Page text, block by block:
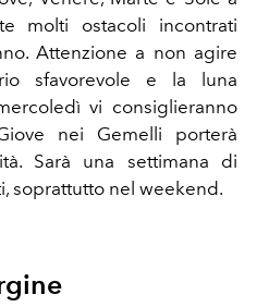
molti ostacoli incontrati
Attenzione a non agire
sfavorevole e la luna
vi consiglieranno
nei Gemelli porterà
Sarà una settimana di
soprattutto nel weekend.